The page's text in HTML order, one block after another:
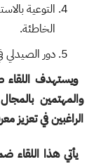
التوعية
الخاطئة.
دور الصيدلي
ويستهدف اللقاء
والمهتمين
الراغبين في تعزيز
يأتي هذا اللقاء